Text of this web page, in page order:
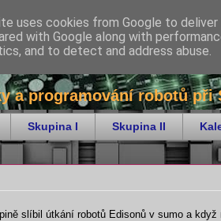
- robotika
a programování robotů při
Skupina I Skupina II
slíbil útkání robotů Edisonů v sumo a
uses cookies from Google to
with Google along with
and to detect and address abuse.